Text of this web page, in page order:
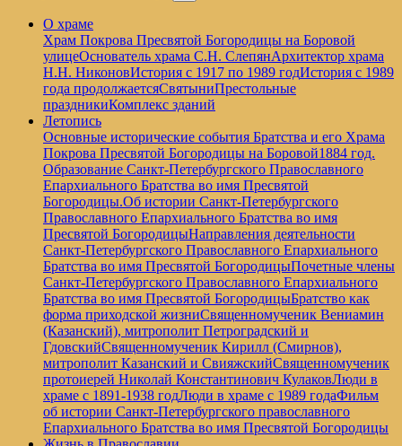
О храме
Храм Покрова Пресвятой Богородицы на Боровой
улицеОснователь храма С.Н. СлепянАрхитектор храма
Н.Н. НиконовИстория с 1917 по 1989 годИстория с 1989
года продолжаетсяСвятыниПрестольные
праздникиКомплекс зданий
Летопись
Основные исторические события Братства и его Храма
Покрова Пресвятой Богородицы на Боровой1884 год.
Образование Санкт-Петербургского Православного
Епархиального Братства во имя Пресвятой
Богородицы.Об истории Санкт-Петербургского
Православного Епархиального Братства во имя
Пресвятой БогородицыНаправления деятельности
Санкт-Петербургского Православного Епархиального
Братства во имя Пресвятой БогородицыПочетные члены
Санкт-Петербургского Православного Епархиального
Братства во имя Пресвятой БогородицыБратство как
форма приходской жизниСвященномученик Вениамин
(Казанский), митрополит Петроградский и
ГдовскийСвященномученик Кирилл (Смирнов),
митрополит Казанский и СвияжскийСвященномученик
протоиерей Николай Константинович КулаковЛюди в
храме с 1891-1938 годЛюди в храме с 1989 годаФильм
об истории Санкт-Петербургского православного
Епархиального Братства во имя Пресвятой Богородицы